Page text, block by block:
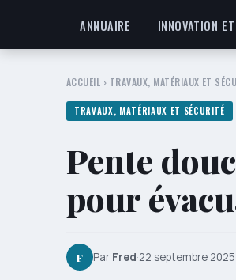
ANNUAIRE
INNOVATION
ACCUEIL › TRAVAUX, MATÉRIAUX ET
TRAVAUX, MATÉRIAUX ET SÉCURITÉ
Pente
pour
F Par Fred·22 septembre 2025